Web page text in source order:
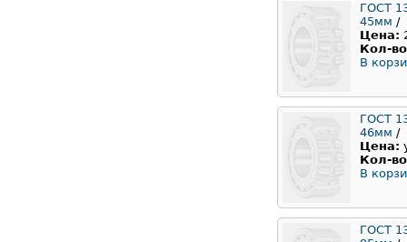
ГОСТ
45мм /
Цена:
Кол-
В
ГОСТ
46мм /
Цена:
Кол-
В
ГОСТ